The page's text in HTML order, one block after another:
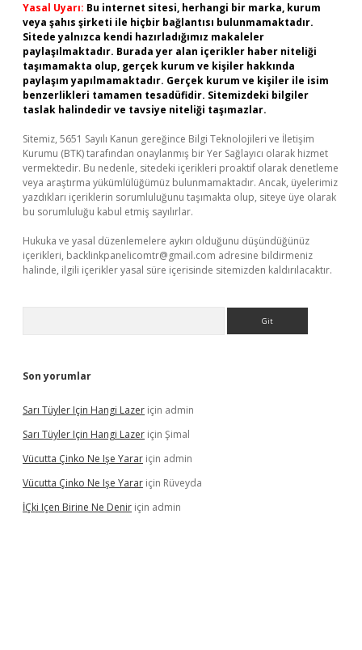
Yasal Uyarı: Bu internet sitesi, herhangi bir marka, kurum
veya şahıs şirketi ile hiçbir bağlantısı bulunmamaktadır.
Sitede yalnızca kendi hazırladığımız makaleler
paylaşılmaktadır. Burada yer alan içerikler haber niteliği
taşımamakta olup, gerçek kurum ve kişiler hakkında
paylaşım yapılmamaktadır. Gerçek kurum ve kişiler ile isim
benzerlikleri tamamen tesadüfidir. Sitemizdeki bilgiler
taslak halindedir ve tavsiye niteliği taşımazlar.
Sitemiz, 5651 Sayılı Kanun gereğince Bilgi Teknolojileri ve İletişim
Kurumu (BTK) tarafından onaylanmış bir Yer Sağlayıcı olarak hizmet
vermektedir. Bu nedenle, sitedeki içerikleri proaktif olarak denetleme
veya araştırma yükümlülüğümüz bulunmamaktadır. Ancak, üyelerimiz
yazdıkları içeriklerin sorumluluğunu taşımakta olup, siteye üye olarak
bu sorumluluğu kabul etmiş sayılırlar.
Hukuka ve yasal düzenlemelere aykırı olduğunu düşündüğünüz
içerikleri, backlinkpanelicomtr@gmail.com adresine bildirmeniz
halinde, ilgili içerikler yasal süre içerisinde sitemizden kaldırılacaktır.
Son yorumlar
Sarı Tüyler Için Hangi Lazer için admin
Sarı Tüyler Için Hangi Lazer için Şimal
Vücutta Çinko Ne Işe Yarar için admin
Vücutta Çinko Ne Işe Yarar için Rüveyda
İÇki Içen Birine Ne Denir için admin